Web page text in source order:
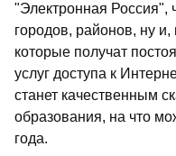
"Электронная Россия",
городов, районов, ну и,
которые получат
услуг доступа к
станет качественным
образования, на что
года.